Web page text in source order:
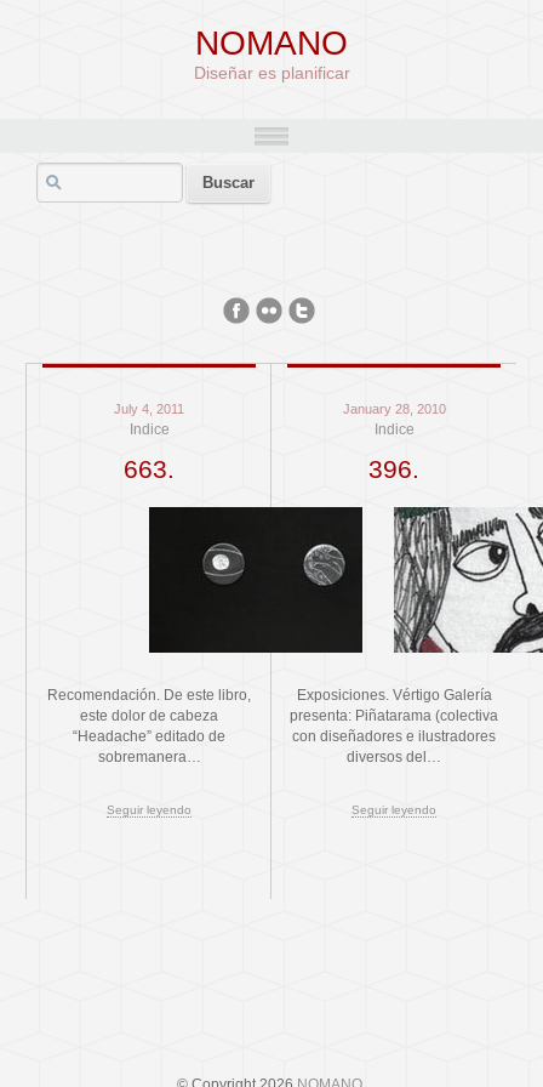
NOMANO
Diseñar es planificar
July 4, 2011
Indice
663.
Recomendación. De este libro,
este dolor de cabeza
“Headache” editado de
sobremanera…
Seguir leyendo
January 28, 2010
Indice
396.
Exposiciones. Vértigo Galería
presenta: Piñatarama (colectiva
con diseñadores e ilustradores
diversos del…
Seguir leyendo